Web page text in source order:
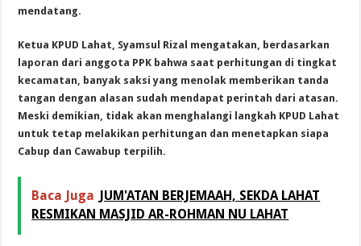
mendatang.
Ketua KPUD Lahat, Syamsul Rizal mengatakan, berdasarkan
laporan dari anggota PPK bahwa saat perhitungan di tingkat
kecamatan, banyak saksi yang menolak memberikan tanda
tangan dengan alasan sudah mendapat perintah dari atasan.
Meski demikian, tidak akan menghalangi langkah KPUD Lahat
untuk tetap melakikan perhitungan dan menetapkan siapa
Cabup dan Cawabup terpilih.
Baca Juga JUM'ATAN BERJEMAAH, SEKDA LAHAT
RESMIKAN MASJID AR-ROHMAN NU LAHAT